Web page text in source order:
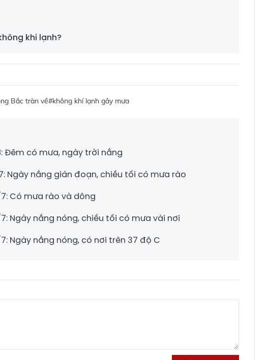
khí lạnh?
Bắc tràn về#không khí lạnh gây mưa
Đêm có mưa, ngày trời nắng
Ngày nắng gián đoạn, chiều tối có mưa rào
Có mưa rào và dông
Ngày nắng nóng, chiều tối có mưa vài nơi
Ngày nắng nóng, có nơi trên 37 độ C